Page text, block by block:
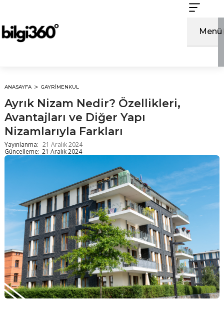
Menü
ANASAYFA GAYRIMENKUL
Ayrık Nizam Nedir? Özellikleri,
Avantajları ve Diğer Yapı
Nizamlarıyla Farkları
Yayınlanma: 21 Aralık 2024
Güncelleme: 21 Aralık 2024